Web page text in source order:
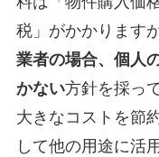
税」がかかりますが
業者の場合、個人
かない方針を採っ
大きなコストを節
して他の用途に活